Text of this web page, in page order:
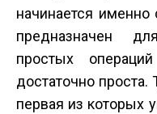
начинается именно
предназначен
простых
достаточно проста.
первая из которых